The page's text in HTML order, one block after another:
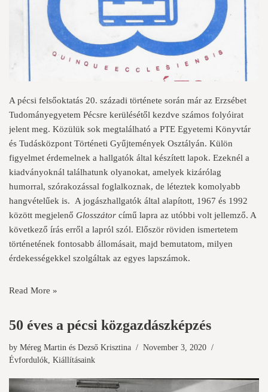
A pécsi felsőoktatás 20. századi története során már az Erzsébet
Tudományegyetem Pécsre kerülésétől kezdve számos folyóirat
jelent meg. Közülük sok megtalálható a PTE Egyetemi Könyvtár
és Tudásközpont Történeti Gyűjtemények Osztályán. Külön
figyelmet érdemelnek a hallgatók által készített lapok. Ezeknél a
kiadványoknál találhatunk olyanokat, amelyek kizárólag
humorral, szórakozással foglalkoznak, de léteztek komolyabb
hangvételűek is. A jogászhallgatók által alapított, 1967 és 1992
között megjelenő Glosszátor című lapra az utóbbi volt jellemző. A
következő írás erről a lapról szól. Először röviden ismertetem
történetének fontosabb állomásait, majd bemutatom, milyen
érdekességekkel szolgáltak az egyes lapszámok.
Read More »
50 éves a pécsi közgazdászképzés
by Méreg Martin és Dezső Krisztina
November 3, 2020
Évfordulók Kiállításaink